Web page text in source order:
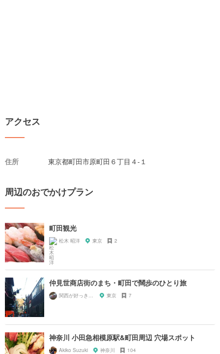
アクセス
住所 東京都町田市原町田６丁目４-１
周辺のおでかけプラン
町田観光
松木 昭洋 東京 2
仲見世商店街のまち・町田で闊歩のひとり旅
東京 7
神奈川 小田急相模原駅&町田周辺 穴場スポット
Akiko Suzuki 神奈川 104